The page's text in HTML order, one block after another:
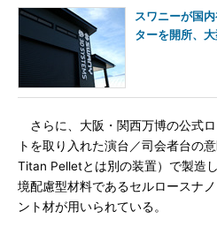
スワニーが国
ターを開所、
さらに、大阪・関西万博の公式
トを取り入れた演台／司会者台の
Titan Pelletとは別の装置）で製造
境配慮型材料であるセルロースナ
ント材が用いられている。